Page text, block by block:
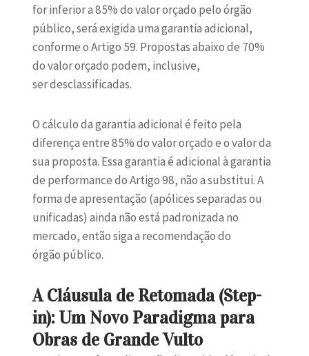
for inferior a 85% do valor orçado pelo órgão
público, será exigida uma garantia adicional,
conforme o Artigo 59. Propostas abaixo de 70%
do valor orçado podem, inclusive,
ser desclassificadas.
O cálculo da garantia adicional é feito pela
diferença entre 85% do valor orçado e o valor da
sua proposta. Essa garantia é adicional à garantia
de performance do Artigo 98, não a substitui. A
forma de apresentação (apólices separadas ou
unificadas) ainda não está padronizada no
mercado, então siga a recomendação do
órgão público.
A Cláusula de Retomada (Step-
in): Um Novo Paradigma para
Obras de Grande Vulto